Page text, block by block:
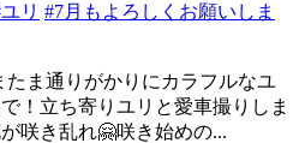
リ #7月もよろしくお願いしま
ま通りがかりにカラフルなユ
！立ち寄りユリと愛車撮りしま
咲き乱れ🤗咲き始めの...